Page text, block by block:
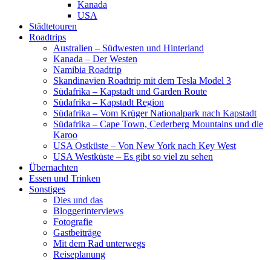
Kanada
USA
Städtetouren
Roadtrips
Australien – Südwesten und Hinterland
Kanada – Der Westen
Namibia Roadtrip
Skandinavien Roadtrip mit dem Tesla Model 3
Südafrika – Kapstadt und Garden Route
Südafrika – Kapstadt Region
Südafrika – Vom Krüger Nationalpark nach Kapstadt
Südafrika – Cape Town, Cederberg Mountains und die
Karoo
USA Ostküste – Von New York nach Key West
USA Westküste – Es gibt so viel zu sehen
Übernachten
Essen und Trinken
Sonstiges
Dies und das
Bloggerinterviews
Fotografie
Gastbeiträge
Mit dem Rad unterwegs
Reiseplanung